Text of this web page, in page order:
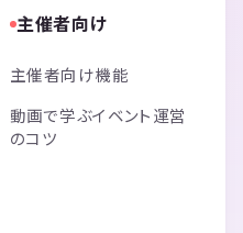
主催者向け
主催者向け機能
動画で学ぶイベント運営
のコツ